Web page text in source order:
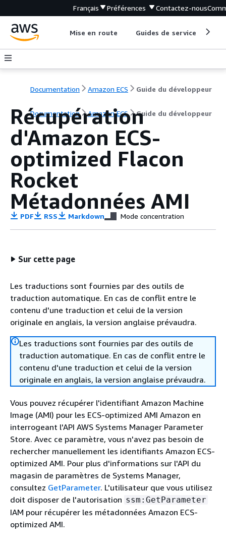
Français Préférences Contactez-nous
Mise en route Guides de service
Documentation Amazon ECS Guide du développeur
Documentation Amazon ECS Guide du développeur
Récupération
d'Amazon ECS-
optimized Flacon
Rocket
Métadonnées AMI
PDF RSS Markdown Mode concentration
Sur cette page
Les traductions sont fournies par des outils de
traduction automatique. En cas de conflit entre le
contenu d'une traduction et celui de la version
originale en anglais, la version anglaise prévaudra.
Les traductions sont fournies par des outils de
traduction automatique. En cas de conflit entre le
contenu d'une traduction et celui de la version
originale en anglais, la version anglaise prévaudra.
Vous pouvez récupérer l'identifiant Amazon Machine
Image (AMI) pour les ECS-optimized AMI Amazon en
interrogeant l'API AWS Systems Manager Parameter
Store. Avec ce paramètre, vous n'avez pas besoin de
rechercher manuellement les identifiants Amazon ECS-
optimized AMI. Pour plus d'informations sur l'API du
magasin de paramètres de Systems Manager,
consultez GetParameter. L'utilisateur que vous utilisez
doit disposer de l'autorisation ssm:GetParameter
IAM pour récupérer les métadonnées Amazon ECS-
optimized AMI.